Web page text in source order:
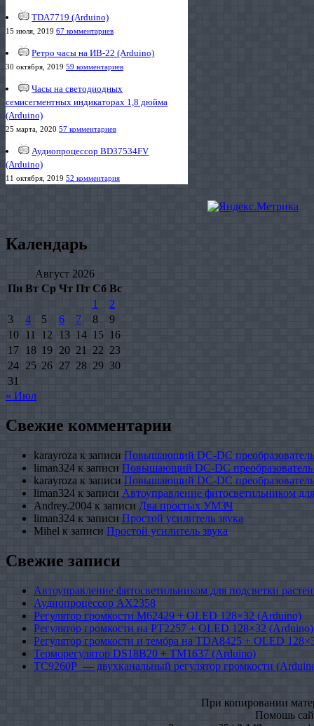
TDA7719 (Arduino)
15 июля, 2019 67 комментариев
Ретро часы на ИВ-22 (Arduino)
30 октября, 2019 59 комментариев
Часы на светодиодных
семисегментных индикаторах 1,8 дюйма
(Arduino)
25 марта, 2020 57 комментариев
Аудиопроцессор BD37534FV
(Arduino)
11 октября, 2019 52 комментария
Календарь
Август 2026
Пн Вт Ср Чт Пт Сб Вс
1
2
3
4 5 6 7 8
9
10 11 12 13 14 15 16
17 18 19 20 21 22 23
24 25 26 27 28 29 30
31
« Июл
Свежие комментарии
karayroza к записи Повышающий DC-DC
liman324 к записи Повышающий DC-DC
karayroza к записи Повышающий DC-DC
liman324 к записи Автоуправление фитосветильником
Andrey.2004 к записи Два простых УМЗЧ
liman324 к записи Простой усилитель звука
Mihel к записи Простой усилитель звука
Свежие записи
Автоуправление фитосветильником для подсветки
Аудиопроцессор AX2358
Регулятор громкости M62429 + OLED 128×32 (Arduino)
Регулятор громкости на PT2257 + OLED 128×32 (Arduino)
Регулятор громкости и тембра на TDA8425 + OLED
Терморегулятор DS18B20 + TM1637 (Arduino)
TC9260P — двухканальный регулятор громкости
При копировании
Помошь